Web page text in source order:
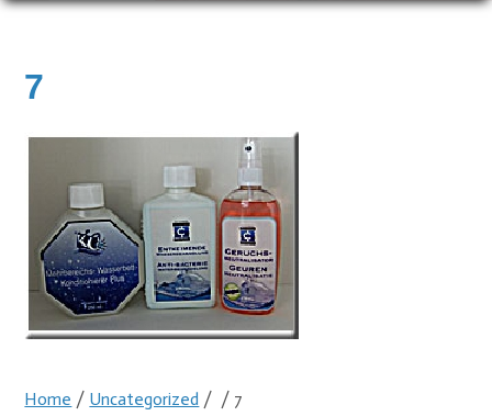
7
Home / Uncategorized / / 7